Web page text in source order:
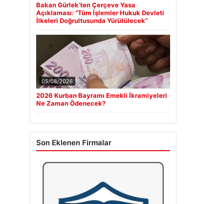
Bakan Gürlek’ten Çerçeve Yasa
Açıklaması: “Tüm İşlemler Hukuk Devleti
İlkeleri Doğrultusunda Yürütülecek”
05/08/2026
2026 Kurban Bayramı Emekli İkramiyeleri
Ne Zaman Ödenecek?
Son Eklenen Firmalar